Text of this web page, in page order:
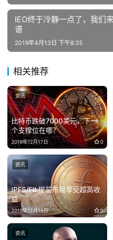
IEO终于冷静一点了，我们
谱
2019年4月13日 下午8:35
相关推荐
比特币跌破7000美元，下一
个支撑位在哪？
2019年12月17日 0
资讯
IPFS/FIL提前布局享受超高收
益
2019年12月15日 0
资讯
资讯